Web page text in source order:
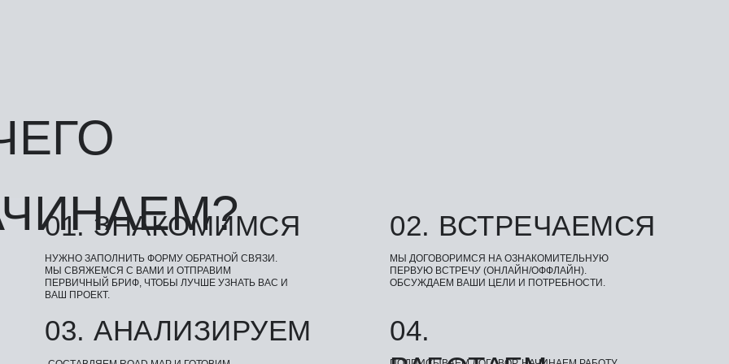
04.
03. АНАЛИЗИРУЕМ
МЫ ДОГОВОРИМСЯ НА ОЗНАКОМИТЕЛЬНУЮ
ПЕРВУЮ ВСТРЕЧУ (ОНЛАЙН/ОФФЛАЙН).
ОБСУЖДАЕМ ВАШИ ЦЕЛИ И ПОТРЕБНОСТИ.
02. ВСТРЕЧАЕМСЯ
НУЖНО ЗАПОЛНИТЬ ФОРМУ ОБРАТНОЙ СВЯЗИ.
МЫ СВЯЖЕМСЯ С ВАМИ И ОТПРАВИМ
ПЕРВИЧНЫЙ БРИФ, ЧТОБЫ ЛУЧШЕ УЗНАТЬ ВАС И
ВАШ ПРОЕКТ.
01. ЗНАКОМИМСЯ